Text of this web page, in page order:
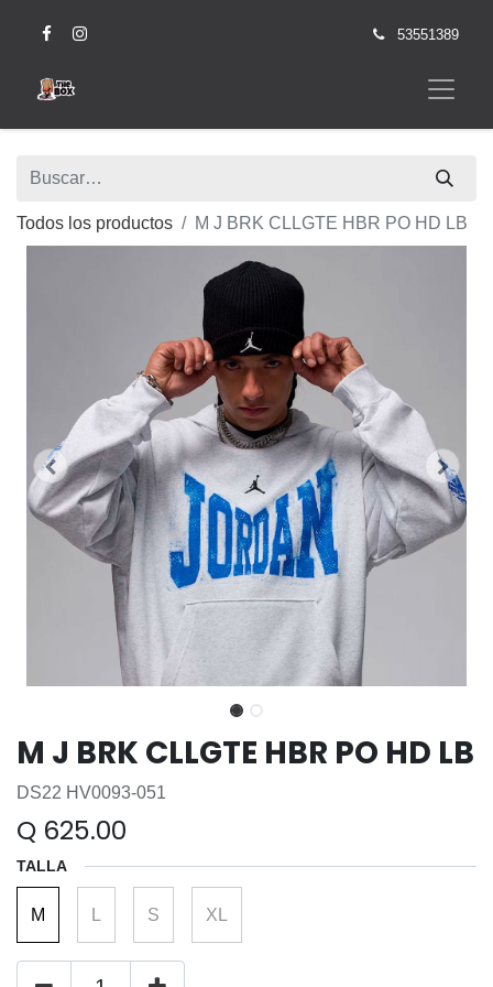
53551389
Todos los productos M J BRK CLLGTE HBR PO HD LB
M J BRK CLLGTE HBR PO HD LB
DS22 HV0093-051
Q 625.00
TALLA
M L S XL